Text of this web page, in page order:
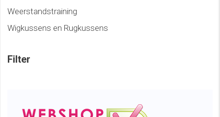
Weerstandstraining
Wigkussens en Rugkussens
Filter